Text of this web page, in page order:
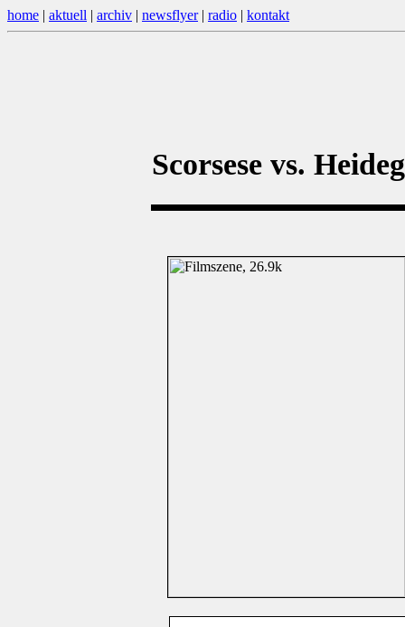
home | aktuell | archiv | newsflyer| radio | kontakt
Scorsese vs.